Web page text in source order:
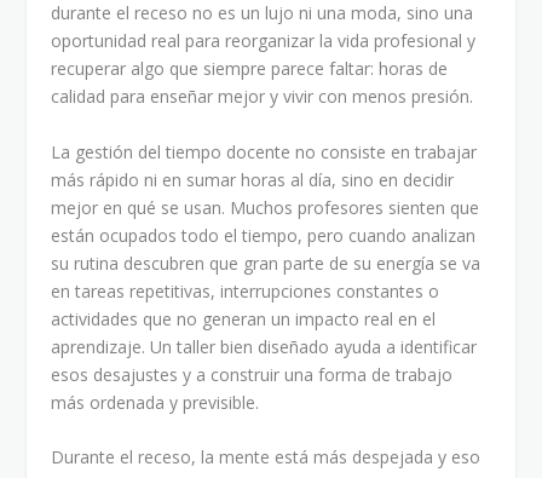
durante el receso no es un lujo ni una moda, sino una
oportunidad real para reorganizar la vida profesional y
recuperar algo que siempre parece faltar: horas de
calidad para enseñar mejor y vivir con menos presión.
La gestión del tiempo docente no consiste en trabajar
más rápido ni en sumar horas al día, sino en decidir
mejor en qué se usan. Muchos profesores sienten que
están ocupados todo el tiempo, pero cuando analizan
su rutina descubren que gran parte de su energía se va
en tareas repetitivas, interrupciones constantes o
actividades que no generan un impacto real en el
aprendizaje. Un taller bien diseñado ayuda a identificar
esos desajustes y a construir una forma de trabajo
más ordenada y previsible.
Durante el receso, la mente está más despejada y eso